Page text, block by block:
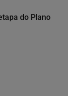
do Plano